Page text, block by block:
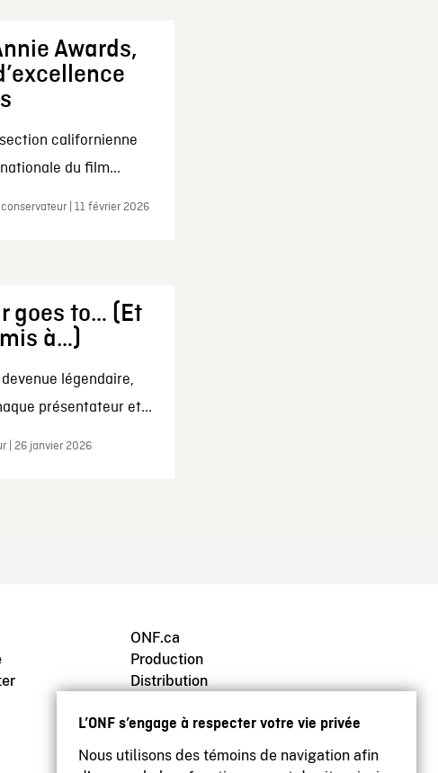
L’ONF s’engage à respecter votre vie privée
Nous utilisons des témoins de navigation afin
Awards,
californienne
du film...
| 11 février 2026
goes to… (Et
à…)
légendaire,
présentateur et...
| 26 janvier 2026
ONF.ca
Production
Distribution
Archives